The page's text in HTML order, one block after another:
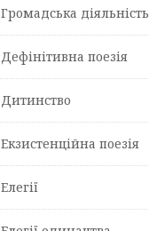
Громадська діяльність
Дефінітивна поезія
Дитинство
Екзистенційна поезія
Елегії